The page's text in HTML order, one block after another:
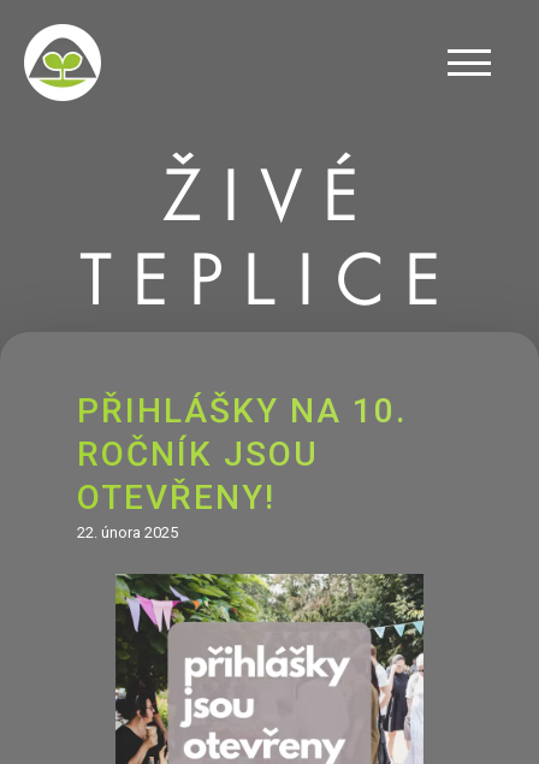
ŽIVÉ
TEPLICE
PŘIHLÁŠKY NA 10.
ROČNÍK JSOU
OTEVŘENY!
22. února 2025